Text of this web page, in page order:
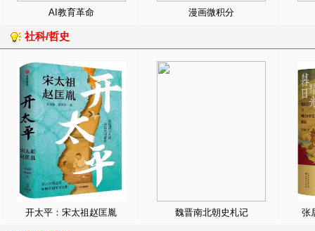
AI教育革命 漫画微积分
社科/哲史
开太平：宋太祖赵匡胤 魏晋南北朝史札记 张